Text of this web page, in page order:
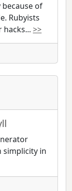
of
Rubyists
hacks... >>
simplicity in